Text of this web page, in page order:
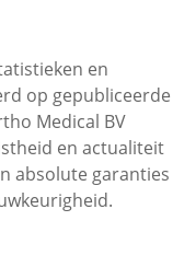
en
op gepubliceerde
Medical BV
en actualiteit
absolute garanties